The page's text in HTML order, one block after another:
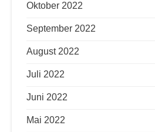
Oktober 2022
September 2022
August 2022
Juli 2022
Juni 2022
Mai 2022